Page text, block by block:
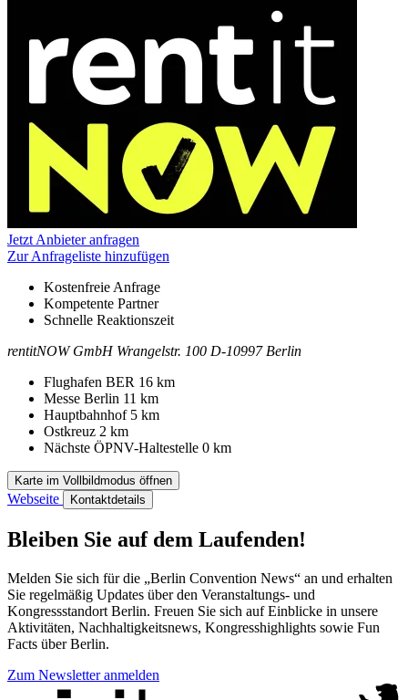
Jetzt Anbieter anfragen
Zur Anfrageliste hinzufügen
Kostenfreie Anfrage
Kompetente Partner
Schnelle Reaktionszeit
Adresse
rentitNOW GmbH Wrangelstr. 100 D-10997 Berlin
Flughafen BER 16 km
Messe Berlin 11 km
Hauptbahnhof 5 km
Ostkreuz 2 km
Nächste ÖPNV-Haltestelle 0 km
Karte im Vollbildmodus öffnen
Webseite Kontaktdetails
Bleiben Sie auf dem Laufenden!
Melden Sie sich für die „Berlin Convention News“ an und erhalten
Sie regelmäßig Updates über den Veranstaltungs- und
Kongressstandort Berlin. Freuen Sie sich auf Einblicke in unsere
Aktivitäten, Nachhaltigkeitsnews, Kongresshighlights sowie Fun
Facts über Berlin.
Zum Newsletter anmelden